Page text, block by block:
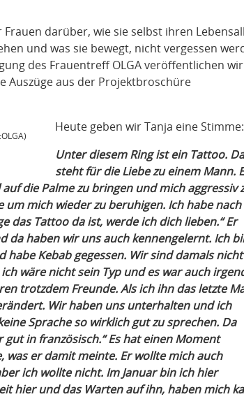
darüber, wie sie selbst ihren
und was sie bewegt, nicht vergessen
des Frauentreff OLGA veröffentlichen
Auszüge aus der Projektbroschüre
Heute geben wir Tanja eine Stimme:
Unter diesem Ring ist ein Tattoo.
steht für die Liebe zu einem Mann.
die Palme zu bringen und mich aggressiv
mich wieder zu beruhigen. Ich habe
das Tattoo da ist, werde ich dich lieben.“ Er
da haben wir uns auch kennengelernt. Ich
habe Kebab gegessen. Wir sind damals nicht
wäre nicht sein Typ und es war auch
trotzdem Freunde. Als ich ihn das letzte
Wir haben uns unterhalten und ich
Sprache so wirklich gut zu sprechen. Da
in französisch.“ Es hat einen Moment
was er damit meinte. Er wollte mich auch
ich wollte nicht. Im Januar bin ich hier
hier und das Warten auf ihn, haben mich